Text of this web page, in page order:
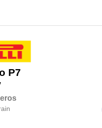
P7